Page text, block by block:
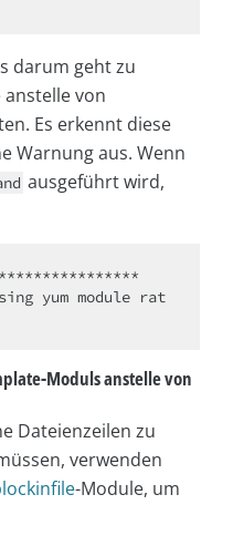
darum geht zu
anstelle von
Es erkennt diese
Warnung aus. Wenn
ausgeführt wird,
Moduls anstelle von
Dateienzeilen zu
verwenden
-Module, um